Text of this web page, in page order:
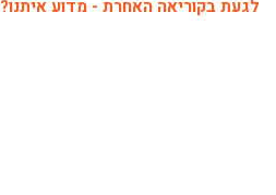
לגעת בקוריאה האחרת - מדוע איתנו?